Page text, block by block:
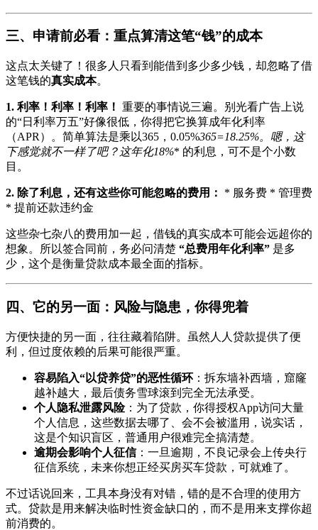
三、申请前必看：重点算清这笔“钱”的成本
这点太关键了！很多人只看到能借到多少多少钱，却忽略了借
这笔钱的真实成本。
1. 利率！利率！利率！ 重要的事情说三遍。别光看广告上说
的“日利率万五”好像很低，你得把它换算成年化利率
（APR）。简单算法是乘以365，0.05%365=18.25%。嗯，这
下感觉就不一样了吧？这年化18%* 的利息，可不是个小数
目。
2. 除了利息，还有这些你可能忽略的费用：
* 服务费 * 管理费
* 提前还款违约金
这些杂七杂八的费用加一起，借钱的真实成本可能会远超你的
想象。所以签合同前，务必问清楚 “总费用年化利率” 是多
少，这个是衡量贷款成本最全面的指标。
四、它的另一面：风险与隐患，你得兜着
方便快捷的另一面，往往藏着陷阱。虽然人人贷款提供了便
利，但过度依赖的后果可能很严重。
容易陷入“以贷养贷”的恶性循环 ：拆东墙补西墙，窟窿
越补越大，最后债务雪球滚到完全无法承受。
个人隐私泄露风险：为了贷款，你得授权App访问大量
个人信息，这些数据去哪了、会不会被滥用，说实话，
这是个知识盲区，普通用户很难完全搞清楚。
逾期会影响个人征信：一旦逾期，不良记录会上传央行
征信系统，未来你想正经买房买车贷款，可就难了。
不过话说回来，工具本身没有对错，错的是不合理的使用方
式。贷款是用来解决临时性资金缺口的，而不是用来支撑你超
前消费的。